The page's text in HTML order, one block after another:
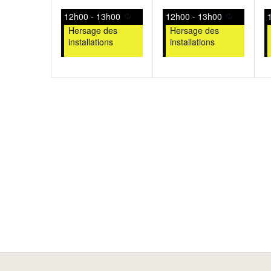
évènement,
12h00 - 13h00
Hersage des
installations
évènement,
12h00 - 13h00
Hersage des
installations